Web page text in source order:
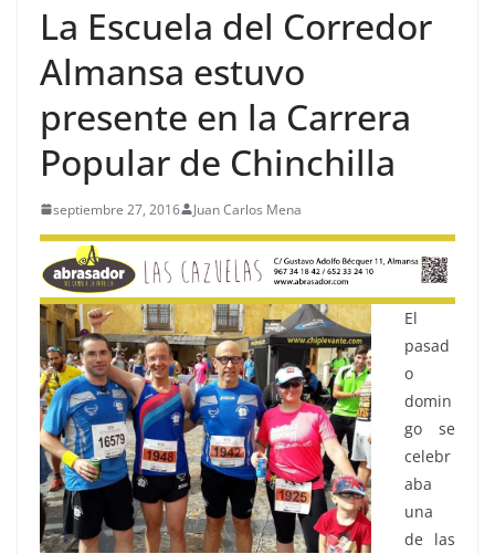
La Escuela del Corredor
Almansa estuvo
presente en la Carrera
Popular de Chinchilla
septiembre 27, 2016 Juan Carlos Mena
El
pasad
o
domin
go se
celebr
aba
una
de las